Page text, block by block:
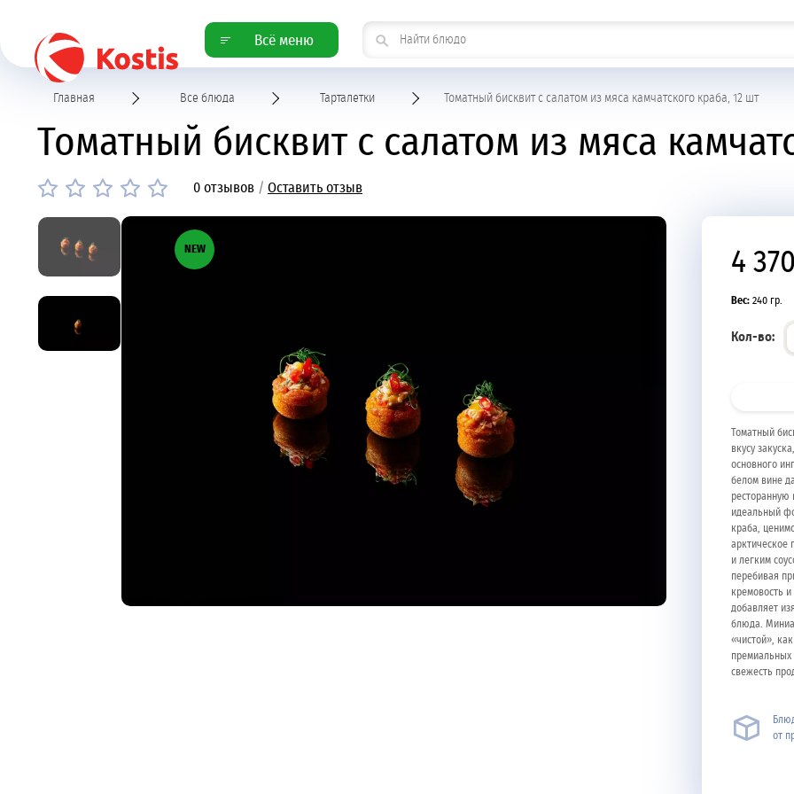
Всё меню
Главная Все блюда Тарталетки Томатный бисквит с салатом из мяса камчатского краба, 12 шт
Томатный бисквит с салатом из мяса
0 отзывов / Оставить отзыв
NEW 4
Вес: 240 гр.
Кол-во:
Томатный
вкусу
основного
белом вине
ресторанную
идеальный
краба,
арктическое
и легким
перебивая
кремовость
добавляет
блюда.
«чистой»,
свежесть
от